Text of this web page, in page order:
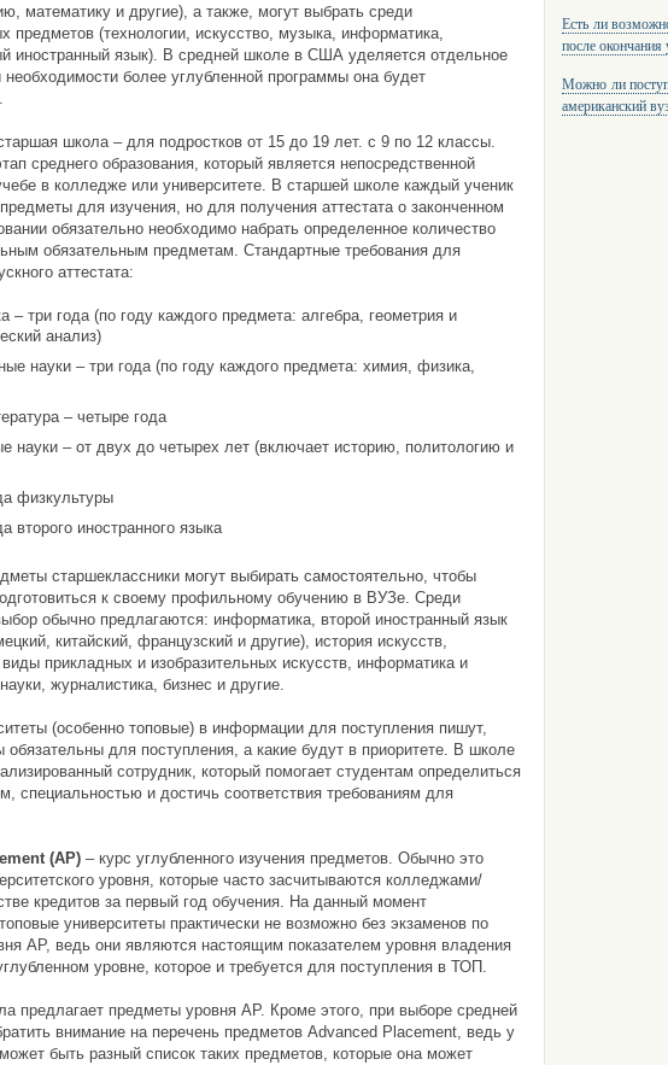
Есть ли
после
Можно ли
американский
математику и другие), а также, могут выбрать среди
предметов (технологии, искусство, музыка, информатика,
иностранный язык). В средней школе в США уделяется отдельное
необходимости более углубленной программы она будет
школа – для подростков от 15 до 19 лет. с 9 по 12 классы.
среднего образования, который является непосредственной
в колледже или университете. В старшей школе каждый ученик
для изучения, но для получения аттестата о законченном
обязательно необходимо набрать определенное количество
обязательным предметам. Стандартные требования для
аттестата:
– три года (по году каждого предмета: алгебра, геометрия и
анализ)
науки – три года (по году каждого предмета: химия, физика,
– четыре года
науки – от двух до четырех лет (включает историю, политологию и
физкультуры
второго иностранного языка
старшеклассники могут выбирать самостоятельно, чтобы
к своему профильному обучению в ВУЗе. Среди
обычно предлагаются: информатика, второй иностранный язык
китайский, французский и другие), история искусств,
прикладных и изобразительных искусств, информатика и
журналистика, бизнес и другие.
(особенно топовые) в информации для поступления пишут,
обязательны для поступления, а какие будут в приоритете. В школе
сотрудник, который помогает студентам определиться
специальностью и достичь соответствия требованиям для
(АР) – курс углубленного изучения предметов. Обычно это
уровня, которые часто засчитываются колледжами/
кредитов за первый год обучения. На данный момент
университеты практически не возможно без экзаменов по
АР, ведь они являются настоящим показателем уровня владения
уровне, которое и требуется для поступления в ТОП.
предлагает предметы уровня АР. Кроме этого, при выборе средней
внимание на перечень предметов Advanced Placement, ведь у
быть разный список таких предметов, которые она может